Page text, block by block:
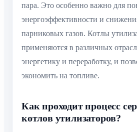
пара. Это особенно важно для
энергоэффективности и
парниковых газов. Котлы
применяются в различных
энергетику и переработку, и
экономить на топливе.
Как проходит процесс
котлов утилизаторов?